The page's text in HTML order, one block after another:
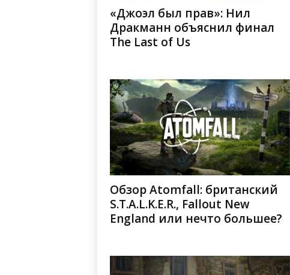
«Джоэл был прав»: Нил
Дракманн объяснил финал
The Last of Us
Обзор Atomfall: британский
S.T.A.L.K.E.R., Fallout New
England или нечто большее?